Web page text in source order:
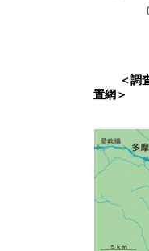
＜
置網＞